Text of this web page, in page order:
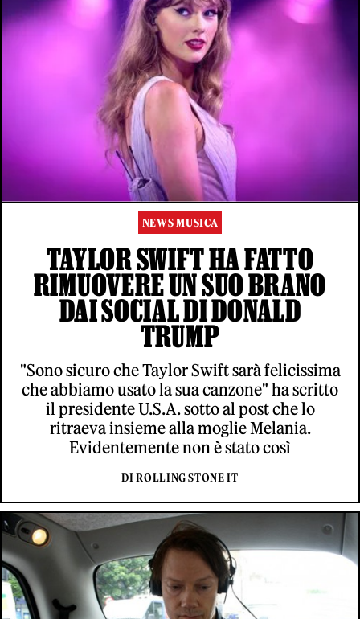
NEWS MUSICA
TAYLOR SWIFT HA FATTO
RIMUOVERE UN SUO BRANO
DAI SOCIAL DI DONALD
TRUMP
"Sono sicuro che Taylor Swift sarà felicissima
che abbiamo usato la sua canzone" ha scritto
il presidente U.S.A. sotto al post che lo
ritraeva insieme alla moglie Melania.
Evidentemente non è stato così
DI ROLLING STONE IT